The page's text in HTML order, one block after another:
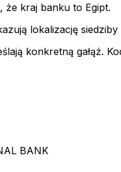
że kraj banku to Egipt.
lokalizację siedziby
konkretną gałąź.
BANK